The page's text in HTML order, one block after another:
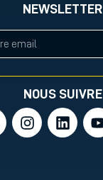
NEWSLETTER
NOUS SUIVRE